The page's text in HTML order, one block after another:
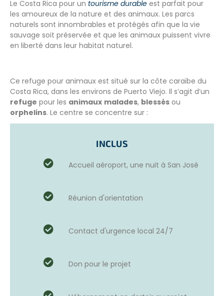
Le Costa Rica pour un tourisme durable est parfait pour
les amoureux de la nature et des animaux. Les parcs
naturels sont innombrables et protégés afin que la vie
sauvage soit préservée et que les animaux puissent vivre
en liberté dans leur habitat naturel.
Ce refuge pour animaux est situé sur la côte caraïbe du
Costa Rica, dans les environs de Puerto Viejo. Il s’agit d’un
refuge pour les animaux malades, blessés ou
orphelins. Le centre se concentre sur :
Il dispense des services vétérinaires, des soins continus
aux animaux pour pouvoir les remettre en
Ce refuge dispose d’un centre de sauvetage où des
avec les animaux et les gens, travailler en équipe et
Le centre dispose également d’une propriété de 49
hectares de forêt primaire (une zone où il n’y a aucun
est un espace idéal pour relâcher localement de
INCLUS
Accueil aéroport, une nuit à San José
Réunion d'orientation
Contact d'urgence local 24/7
Don pour le projet